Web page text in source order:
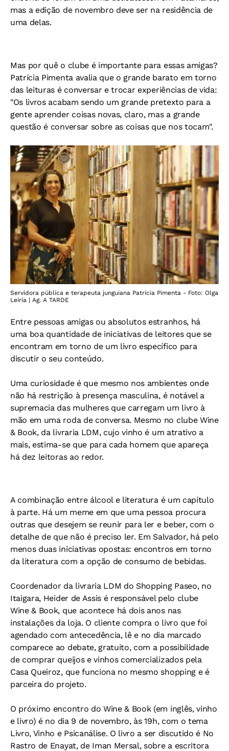
mas a edição de novembro deve ser na residência de
uma delas.
Mas por quê o clube é importante para essas amigas?
Patrícia Pimenta avalia que o grande barato em torno
das leituras é conversar e trocar experiências de vida:
"Os livros acabam sendo um grande pretexto para a
gente aprender coisas novas, claro, mas a grande
questão é conversar sobre as coisas que nos tocam".
Servidora pública e terapeuta junguiana Patrícia Pimenta - Foto: Olga
Leiria | Ag. A TARDE
Entre pessoas amigas ou absolutos estranhos, há
uma boa quantidade de iniciativas de leitores que se
encontram em torno de um livro específico para
discutir o seu conteúdo.
Uma curiosidade é que mesmo nos ambientes onde
não há restrição à presença masculina, é notável a
supremacia das mulheres que carregam um livro à
mão em uma roda de conversa. Mesmo no clube Wine
& Book, da livraria LDM, cujo vinho é um atrativo a
mais, estima-se que para cada homem que apareça
há dez leitoras ao redor.
A combinação entre álcool e literatura é um capítulo
à parte. Há um meme em que uma pessoa procura
outras que desejem se reunir para ler e beber, com o
detalhe de que não é preciso ler. Em Salvador, há pelo
menos duas iniciativas opostas: encontros em torno
da literatura com a opção de consumo de bebidas.
Coordenador da livraria LDM do Shopping Paseo, no
Itaigara, Heider de Assis é responsável pelo clube
Wine & Book, que acontece há dois anos nas
instalações da loja. O cliente compra o livro que foi
agendado com antecedência, lê e no dia marcado
comparece ao debate, gratuito, com a possibilidade
de comprar queijos e vinhos comercializados pela
Casa Queiroz, que funciona no mesmo shopping e é
parceira do projeto.
O próximo encontro do Wine & Book (em inglês, vinho
e livro) é no dia 9 de novembro, às 19h, com o tema
Livro, Vinho e Psicanálise. O livro a ser discutido é No
Rastro de Enayat, de Iman Mersal, sobre a escritora